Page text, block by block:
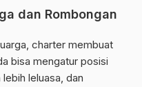
dan Rombongan
charter membuat
bisa mengatur posisi
leluasa, dan